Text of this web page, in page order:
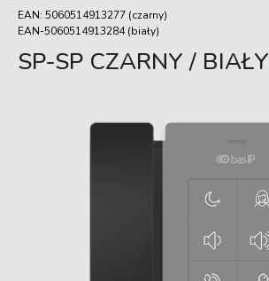
EAN: 5060514913277 (czarny)
EAN-5060514913284 (biały)
SP-SP CZARNY / BIAŁY